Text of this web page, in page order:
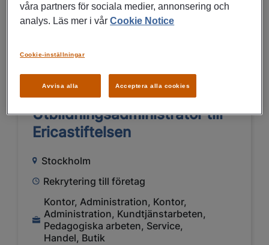
20/07/2026
Utbildningsadministratör till
Ericastiftelsen
Stockholm
Rekrytering till företag
Kontor, Administration, Kontor,
Administration, Kundtjänstarbeten,
Pedagogiska arbeten, Service,
Handel, Butik
våra partners för sociala medier, annonsering och
analys. Läs mer i vårCookie Notice
Avvisa alla Acceptera alla cookies
Cookie-inställningar